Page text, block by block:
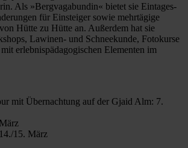
Als »Bergvagabundin« bietet sie Eintages-
für Einsteiger sowie mehrtägige
Hütte zu Hütte an. Außerdem hat sie
Lawinen- und Schneekunde, Fotokurse
erlebnispädagogischen Elementen im
mit Übernachtung auf der Gjaid Alm: 7.
15. März